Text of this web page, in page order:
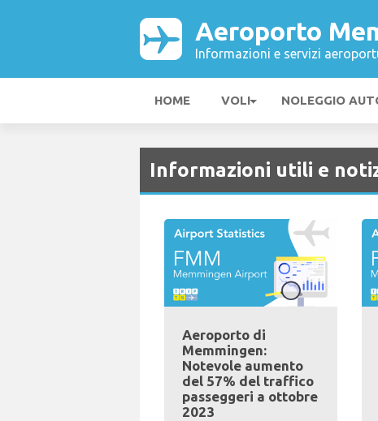
Aeroporto
Informazioni e servizi
HOME VOLI NOLEGGIO
Informazioni utili e
Aeroporto di
Memmingen:
Notevole aumento
del 57% del traffico
passeggeri a ottobre
2023